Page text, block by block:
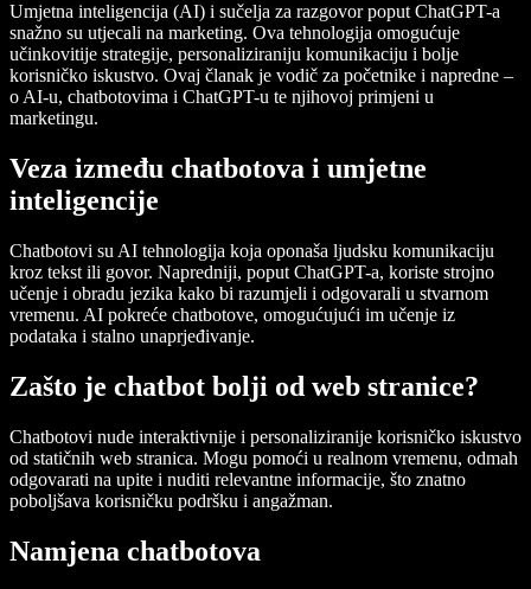
Umjetna inteligencija (AI) i sučelja za razgovor poput ChatGPT-a
snažno su utjecali na marketing. Ova tehnologija omogućuje
učinkovitije strategije, personaliziraniju komunikaciju i bolje
korisničko iskustvo. Ovaj članak je vodič za početnike i napredne –
o AI-u, chatbotovima i ChatGPT-u te njihovoj primjeni u
marketingu.
Veza između chatbotova i umjetne
inteligencije
Chatbotovi su AI tehnologija koja oponaša ljudsku komunikaciju
kroz tekst ili govor. Napredniji, poput ChatGPT-a, koriste strojno
učenje i obradu jezika kako bi razumjeli i odgovarali u stvarnom
vremenu. AI pokreće chatbotove, omogućujući im učenje iz
podataka i stalno unaprjeđivanje.
Zašto je chatbot bolji od web stranice?
Chatbotovi nude interaktivnije i personaliziranije korisničko iskustvo
od statičnih web stranica. Mogu pomoći u realnom vremenu, odmah
odgovarati na upite i nuditi relevantne informacije, što znatno
poboljšava korisničku podršku i angažman.
Namjena chatbotova